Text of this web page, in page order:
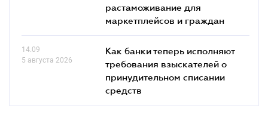
растаможивание для
маркетплейсов и граждан
14.09
5 августа 2026
Как банки теперь исполняют
требования взыскателей о
принудительном списании
средств